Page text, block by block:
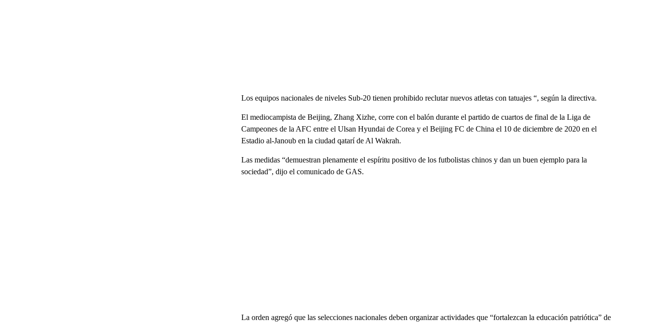
Los equipos nacionales de niveles Sub-20 tienen prohibido reclutar nuevos atletas con tatuajes “, según la directiva.
El mediocampista de Beijing, Zhang Xizhe, corre con el balón durante el partido de cuartos de final de la Liga de
Campeones de la AFC entre el Ulsan Hyundai de Corea y el Beijing FC de China el 10 de diciembre de 2020 en el
Estadio al-Janoub en la ciudad qatarí de Al Wakrah.
Las medidas “demuestran plenamente el espíritu positivo de los futbolistas chinos y dan un buen ejemplo para la
sociedad”, dijo el comunicado de GAS.
La orden agregó que las selecciones nacionales deben organizar actividades que “fortalezcan la educación patriótica” de